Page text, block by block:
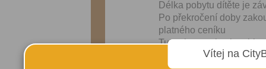
Délka pobytu dítěte je
Po překročení doby
platného ceníku
Tuto slevu nelze
Vítej na